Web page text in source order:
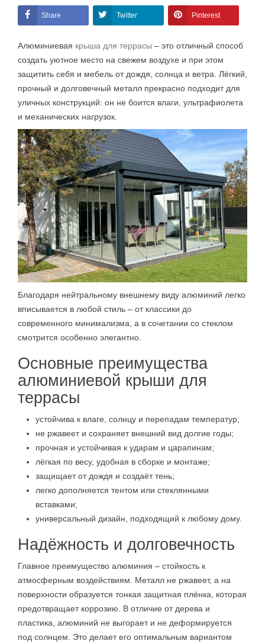
Share Twitter Pinterest
Алюминиевая крыша для террасы – это отличный способ
создать уютное место на свежем воздухе и при этом
защитить себя и мебель от дождя, солнца и ветра. Лёгкий,
прочный и долговечный металл прекрасно подходит для
уличных конструкций: он не боится влаги, ультрафиолета
и механических нагрузок.
Благодаря нейтральному внешнему виду алюминий легко
вписывается в любой стиль – от классики до
современного минимализма, а в сочетании со стеклом
смотрится особенно элегантно.
Основные преимущества
алюминиевой крыши для
террасы
устойчива к влаге, солнцу и перепадам температур;
не ржавеет и сохраняет внешний вид долгие годы;
прочная и устойчивая к ударам и царапинам;
лёгкая по весу, удобная в сборке и монтаже;
защищает от дождя и создаёт тень;
легко дополняется тентом или стеклянными
вставками;
универсальный дизайн, подходящий к любому дому.
Надёжность и долговечность
Главное преимущество алюминия – стойкость к
атмосферным воздействиям. Металл не ржавеет, а на
поверхности образуется тонкая защитная плёнка, которая
предотвращает коррозию. В отличие от дерева и
пластика, алюминий не выгорает и не деформируется
под солнцем. Это делает его оптимальным вариантом